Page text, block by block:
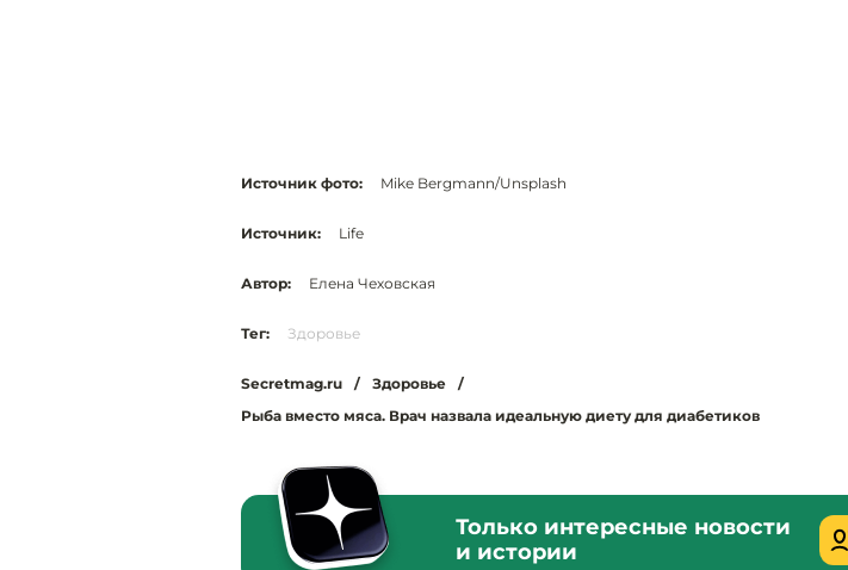
Источник фото: Mike Bergmann/Unsplash
Источник: Life
Автор: Елена Чеховская
Тег: Здоровье
Secretmag.ru / Здоровье
/
Рыба вместо мяса. Врач назвала идеальную диету для диабетиков
Только интересные новости
и истории